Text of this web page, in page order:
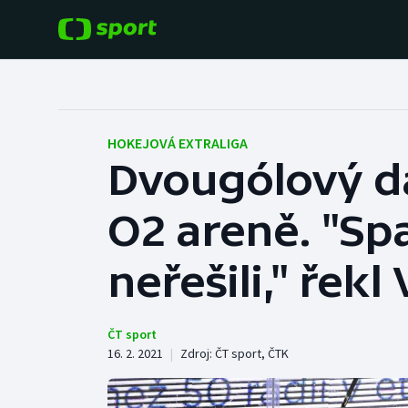
Hokej
Tenis
Baseball a softbal
Basketbal
Biatlon
HOKEJOVÁ EXTRALIGA
Dvougólový
O2 areně.
neřešili," řekl
ČT sport
16. 2. 2021 | Zdroj: ČT sport, ČTK